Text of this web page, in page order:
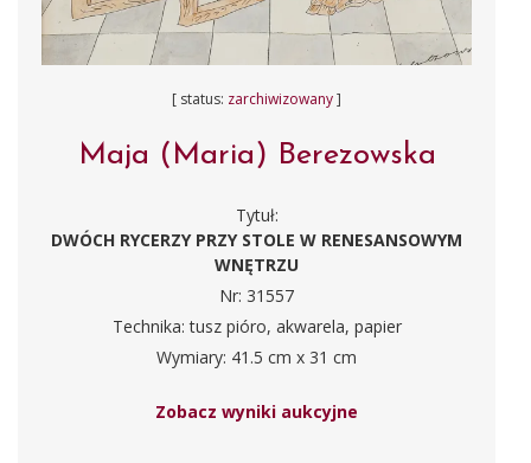
[ status: zarchiwizowany]
Maja (Maria) Berezowska
Tytuł:
DWÓCH RYCERZY PRZY STOLE W RENESANSOWYM
WNĘTRZU
Nr: 31557
Technika: tusz pióro, akwarela, papier
Wymiary: 41.5 cm x 31 cm
Zobacz wyniki aukcyjne